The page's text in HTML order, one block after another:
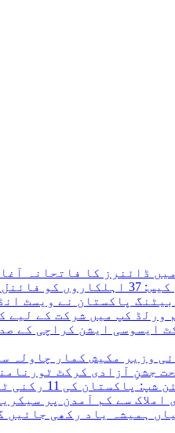
سعید غنی
پاکستان نے ویسٹ
ایسوسی ایشن کراچی کے
وزیر مکیش کمار چاولہ
جشنِ آزادی کرکٹ
اعلان، 5 اگست کو کینیا روانہ ہو گی
املاک سے کم آمدن پر
ہمیشہ یاد رکھی جائیں